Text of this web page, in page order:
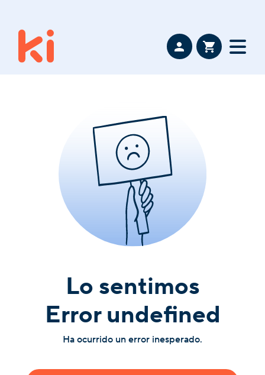
Lo sentimos
Error undefined
Ha ocurrido un error inesperado.